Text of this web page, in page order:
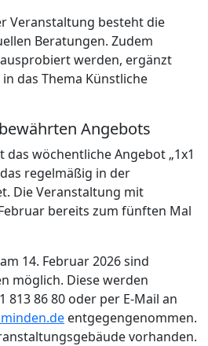
Veranstaltung besteht die
Beratungen. Zudem
werden, ergänzt
das Thema Künstliche
Angebots
wöchentliche Angebot „1x1
regelmäßig in der
Die Veranstaltung mit
bereits zum fünften Mal
14. Februar 2026 sind
möglich. Diese werden
813 86 80 oder per E-Mail an
entgegengenommen.
vorhanden.